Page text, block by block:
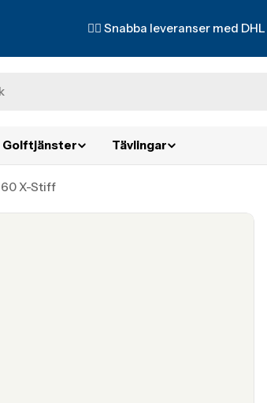
✌🏼 Snabba leveranser med DHL
Golftjänster Tävlingar
X-Stiff